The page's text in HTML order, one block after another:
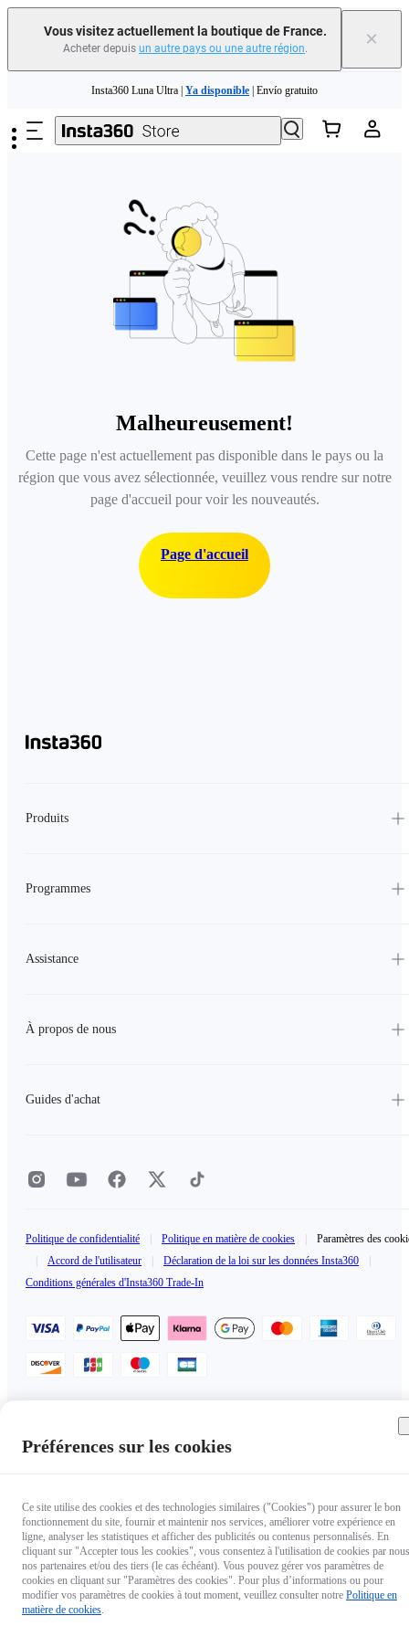
Vous visitez actuellement la boutique de France.
Acheter depuis un autre pays ou une autre région. ×
Need shopping help? | Chat with our experts now!
Insta360 Luna Ultra | Ya disponible | Envío gratuito
Malheureusement!
Cette page n'est actuellement pas disponible dans le pays ou la
région que vous avez sélectionnée, veuillez vous rendre sur notre
page d'accueil pour voir les nouveautés.
Page d'accueil
Produits
Programmes
Assistance
À propos de nous
Guides d'achat
Politique de confidentialité Politique en matière de cookies
Paramètres des
Accord de l'utilisateur Déclaration de la loi sur les données Insta360
Conditions générales d'Insta360 Trade-In
Copyright © 2025 Insta360 All rights reserved.
Préférences sur les cookies
Ce site utilise des cookies et des technologies similaires ("Cookies") pour assurer le bon
fonctionnement du site, fournir et maintenir nos services, améliorer votre expérience en
ligne, analyser les statistiques et afficher des publicités ou contenus personnalisés. En
cliquant sur "Accepter tous les cookies", vous consentez à l'utilisation de cookies par
nos partenaires et/ou des tiers (le cas échéant). Vous pouvez gérer vos paramètres de
cookies en cliquant sur "Paramètres des cookies". Pour plus d’informations ou pour
modifier vos paramètres de cookies à tout moment, veuillez consulter notre Politique en
matière de cookies.